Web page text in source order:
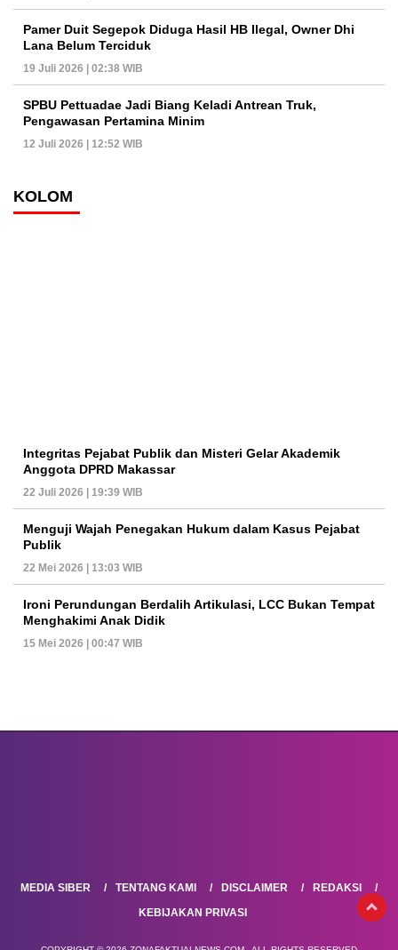
Pamer Duit Segepok Diduga Hasil HB Ilegal, Owner Dhi
Lana Belum Terciduk
19 Juli 2026 | 02:38 WIB
SPBU Pettuadae Jadi Biang Keladi Antrean Truk,
Pengawasan Pertamina Minim
12 Juli 2026 | 12:52 WIB
KOLOM
Integritas Pejabat Publik dan Misteri Gelar Akademik
Anggota DPRD Makassar
22 Juli 2026 | 19:39 WIB
Menguji Wajah Penegakan Hukum dalam Kasus Pejabat
Publik
22 Mei 2026 | 13:03 WIB
Ironi Perundungan Berdalih Artikulasi, LCC Bukan Tempat
Menghakimi Anak Didik
15 Mei 2026 | 00:47 WIB
MEDIA SIBER TENTANG KAMI DISCLAIMER
REDAKSI
KEBIJAKAN PRIVASI